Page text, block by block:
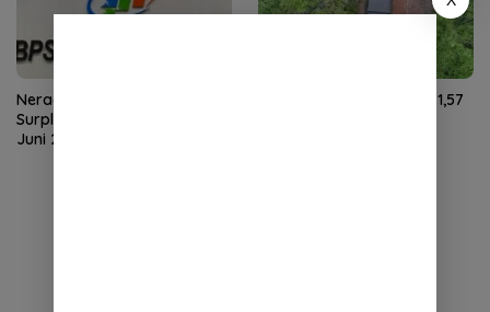
Neraca Perdagangan Aceh
Surplus US$59,27 Juta pada
Juni 2026
NTP Aceh Juli 2026 Naik 1,57